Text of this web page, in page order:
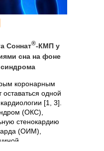
Соннат®-КМП у
сна на фоне
синдрома
коронарным
одной
[1, 3].
(ОКС),
стенокардию
(ОИМ),